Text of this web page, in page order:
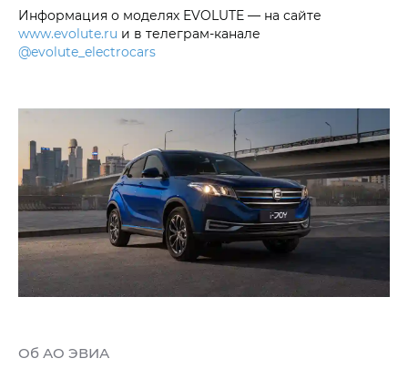
Информация о моделях EVOLUTE — на сайте
www.evolute.ru и в телеграм-канале
@evolute_electrocars
Об АО ЭВИА